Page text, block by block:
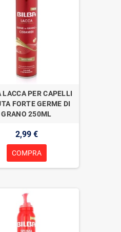
LACCA PER CAPELLI
FORTE GERME DI
GRANO 250ML
2,99 €
COMPRA